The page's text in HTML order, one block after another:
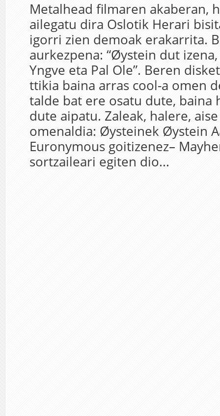
Metalhead filmaren akaberan,
ailegatu dira Oslotik Herari
igorri zien demoak erakarrita.
aurkezpena: “Øystein dut
Yngve eta Pal Ole”. Beren
ttikia baina arras cool-a omen
talde bat ere osatu dute, baina
dute aipatu. Zaleak, halere,
omenaldia: Øysteinek Øystein
Euronymous goitizenez–
sortzaileari egiten dio...